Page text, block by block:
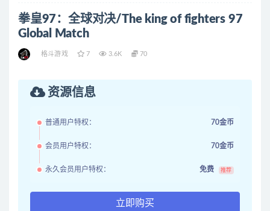
拳皇97：全球对决/The king of fighters 97
Global Match
格斗游戏 7 3.6K 70
资源信息
普通用户特权： 70金币
会员用户特权： 70金币
永久会员用户特权： 免费 推荐
立即购买